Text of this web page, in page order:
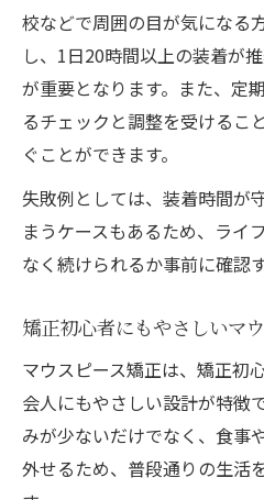
矯正で信頼できる
ント
安心の矯正治療を
法
矯正の疑問は事前相
マウスピース矯正
工夫
校などで周囲の目が気になる
し、1日20時間以上の装着が
が重要となります。また、定
るチェックと調整を受けるこ
ぐことができます。
失敗例としては、装着時間が
まうケースもあるため、ライ
なく続けられるか事前に確認
矯正初心者にもやさしいマ
マウスピース矯正は、矯正初
会人にもやさしい設計が特徴
みが少ないだけでなく、食事
外せるため、普段通りの生活